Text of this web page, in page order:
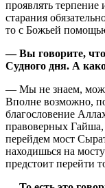
проявлять
старания
то с Божьей
— Вы говорите,
Судного дня. А
— Мы не знаем,
Вполне возможно,
благословение
правоверных Гайша,
перейдем мост
находишься на
предстоит перейти